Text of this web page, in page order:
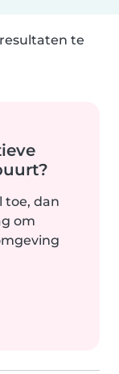
te
toe, dan
om